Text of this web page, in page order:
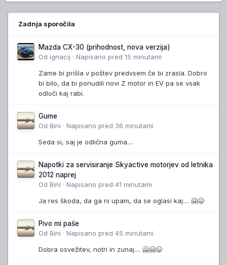
Zadnja sporočila
Mazda CX-30 (prihodnost, nova verzija)
Od ignacij · Napisano pred 15 minutami
Zame bi prišla v poštev predvsem če bi zrasla. Dobro
bi bilo, da bi ponudili novi Z motor in EV pa se vsak
odloči kaj rabi.
Gume
Od Bini · Napisano pred 36 minutami
Seda si, saj je odlična guma....
Napotki za servisiranje Skyactive motorjev od letnika
2012 naprej
Od Bini · Napisano pred 41 minutami
Ja res škoda, da ga ni upam, da se oglasi kaj.... 🤗😉
Pivo mi paše
Od Bini · Napisano pred 45 minutami
Dobra osvežitev, notri in zunaj.... 🥶🤗😉